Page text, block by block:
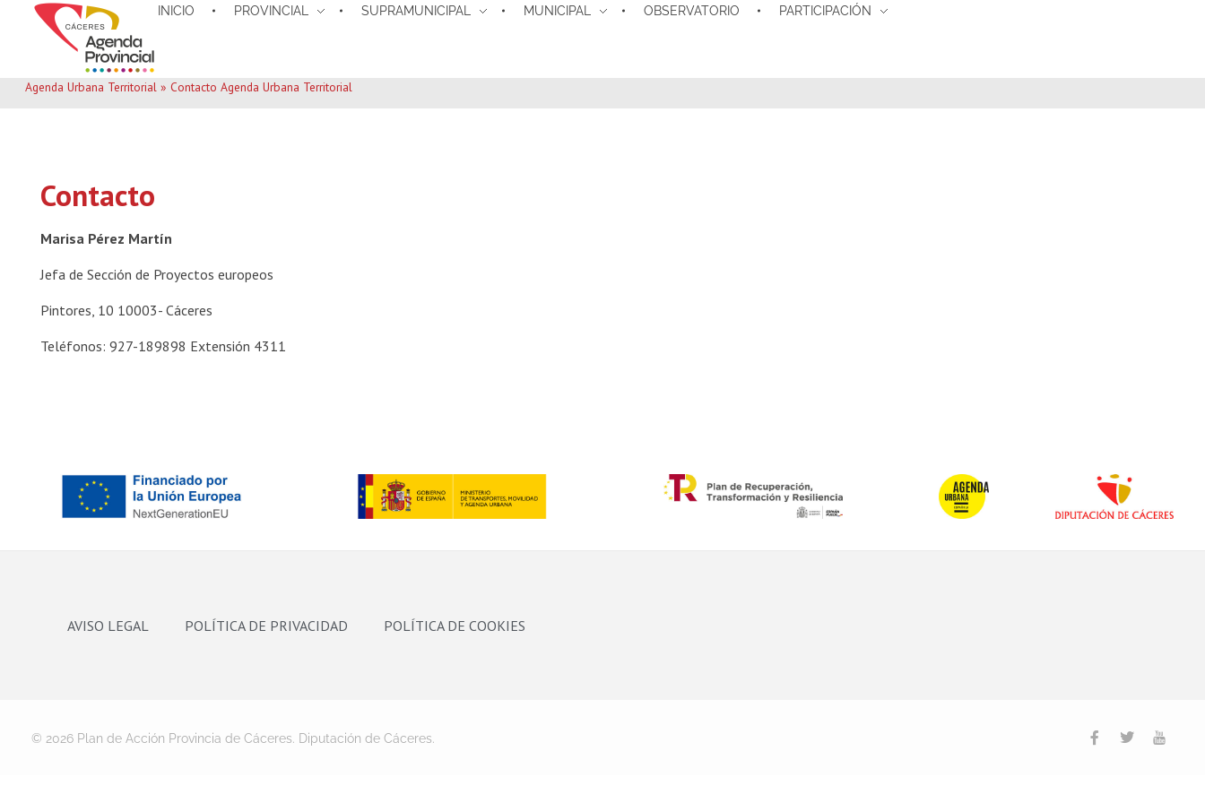
INICIO PROVINCIAL SUPRAMUNICIPAL MUNICIPAL OBSERVATORIO PARTICIPACIÓN
Agenda Urbana Territorial » Contacto Agenda Urbana Territorial
Contacto
Marisa Pérez Martín
Jefa de Sección de Proyectos europeos
Pintores, 10 10003- Cáceres
Teléfonos: 927-189898 Extensión 4311
AVISO LEGAL POLÍTICA DE PRIVACIDAD POLÍTICA DE COOKIES
© 2026 Plan de Acción Provincia de Cáceres. Diputación de Cáceres.